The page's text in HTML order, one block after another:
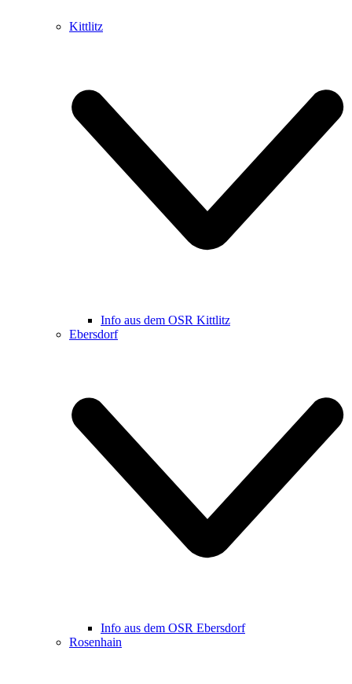
Kittlitz
Info aus dem OSR Kittlitz
Ebersdorf
Info aus dem OSR Ebersdorf
Rosenhain